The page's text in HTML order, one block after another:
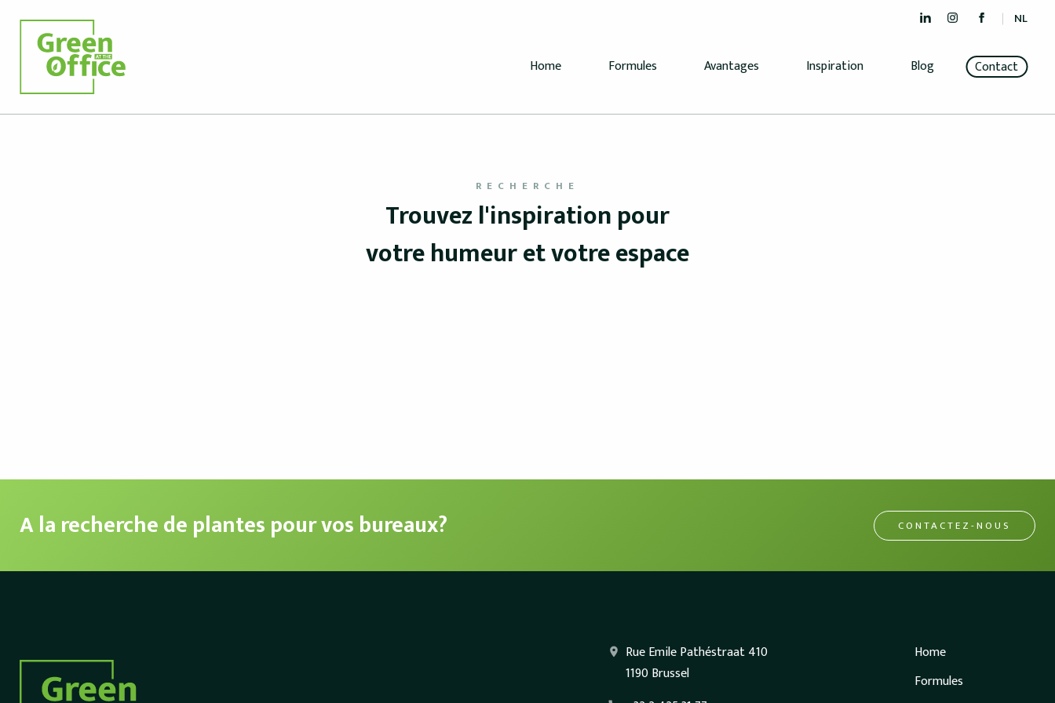
Home Formules Avantages Inspiration Blog Contact
NL
RECHERCHE
Trouvez l'inspiration pour
votre humeur et votre espace
A la recherche de plantes pour vos bureaux? CONTACTEZ-NOUS
Rue Emile Pathéstraat 410
1190 Brussel
Home
Formules